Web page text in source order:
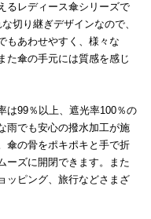
るレディース傘シリーズで
切り継ぎデザインなので、
もあわせやすく、様々な
た傘の手元には質感を感じ
は99％以上、遮光率100％の
雨でも安心の撥水加工が施
傘の骨をポキポキと手で折
ーズに開閉できます。また
ッピング、旅行などさまざ